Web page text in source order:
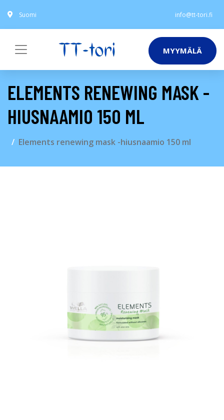
Suomi info@tt-tori.fi
MYYMÄLÄ
ELEMENTS RENEWING MASK -
HIUSNAAMIO 150 ML
Elements renewing mask -hiusnaamio 150 ml